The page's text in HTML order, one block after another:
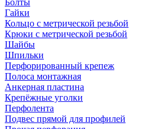
Болты
Гайки
Кольцо с метрической резьбой
Крюки с метрической резьбой
Шайбы
Шпильки
Перфорированный крепеж
Полоса монтажная
Анкерная пластина
Крепёжные уголки
Перфолента
Подвес прямой для профилей